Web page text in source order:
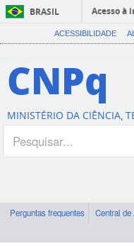
BRASIL
Acesso à
ACESSIBILIDADE
CNPq
MINISTÉRIO DA CIÊNCIA,
Perguntas frequentes Central de